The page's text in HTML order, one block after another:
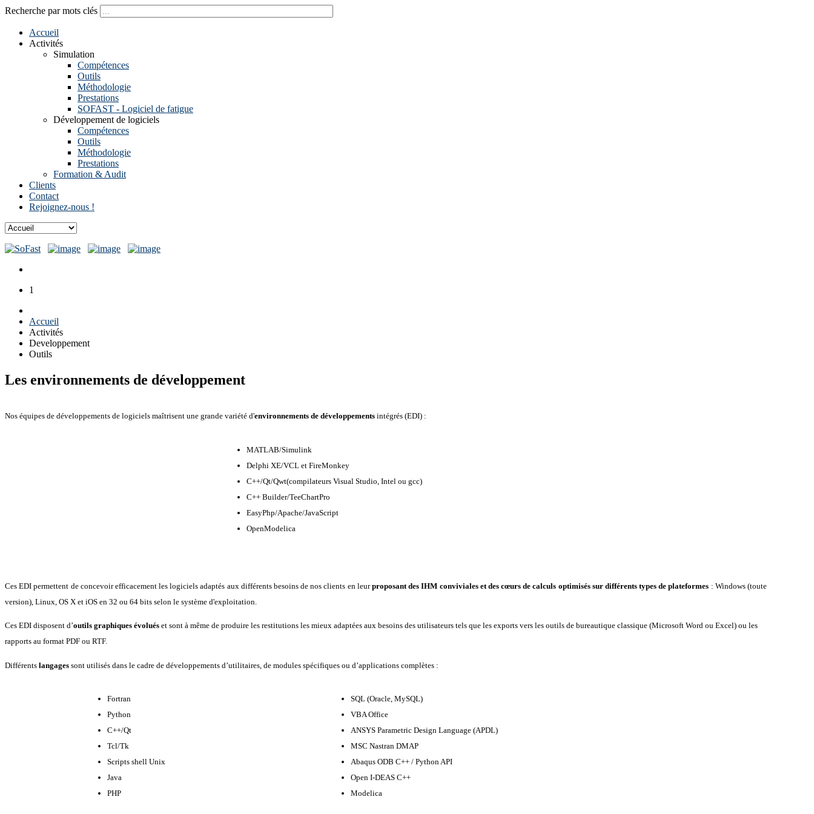
Recherche par mots clés
Accueil
Activités
Simulation
Compétences
Outils
Méthodologie
Prestations
SOFAST - Logiciel de fatigue
Développement de logiciels
Compétences
Outils
Méthodologie
Prestations
Formation & Audit
Clients
Contact
Rejoignez-nous !
1
Accueil
Activités
Developpement
Outils
Les environnements de développement
Nos équipes de développements de logiciels maîtrisent une grande variété d'environnements de développements intégrés (EDI) :
MATLAB/Simulink
Delphi XE/VCL et FireMonkey
C++/Qt/Qwt(compilateurs Visual Studio, Intel ou gcc)
C++ Builder/TeeChartPro
EasyPhp/Apache/JavaScript
OpenModelica
Ces EDI permettent de concevoir efficacement les logiciels adaptés aux différents besoins de nos clients en leurproposant des IHM conviviales et des cœurs de calculs optimisés sur différents types de plateformes : Windows (toute
version), Linux, OS X et iOS en 32 ou 64 bits selon le système d'exploitation.
Ces EDI disposent d’outils graphiques évolués et sont à même de produire les restitutions les mieux adaptées aux besoins des utilisateurs tels que les exports vers les outils de bureautique classique (Microsoft Word ou Excel) ou les
rapports au format PDF ou RTF.
Différents langages sont utilisés dans le cadre de développements d’utilitaires, de modules spécifiques ou d’applications complètes :
Fortran
Python
C++/Qt
Tcl/Tk
Scripts shell Unix
Java
PHP
SQL (Oracle, MySQL)
VBA Office
ANSYS Parametric Design Language (APDL)
MSC Nastran DMAP
Abaqus ODB C++ / Python API
Open I-DEAS C++
Modelica